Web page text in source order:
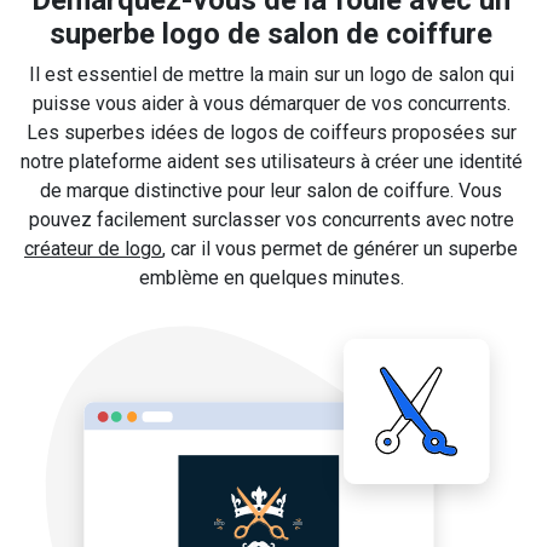
superbe logo de salon de coiffure
Il est essentiel de mettre la main sur un logo de salon qui
puisse vous aider à vous démarquer de vos concurrents.
Les superbes idées de logos de coiffeurs proposées sur
notre plateforme aident ses utilisateurs à créer une identité
de marque distinctive pour leur salon de coiffure. Vous
pouvez facilement surclasser vos concurrents avec notre
créateur de logo, car il vous permet de générer un superbe
emblème en quelques minutes.